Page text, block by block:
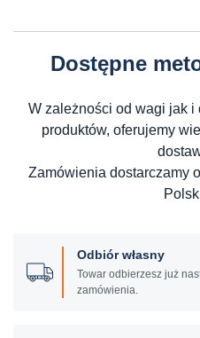
Dostępne
W zależności od wagi jak i
produktów, oferujemy
Zamówienia dostarczamy
Odbiór własny
Towar odbierzesz już
zamówienia.